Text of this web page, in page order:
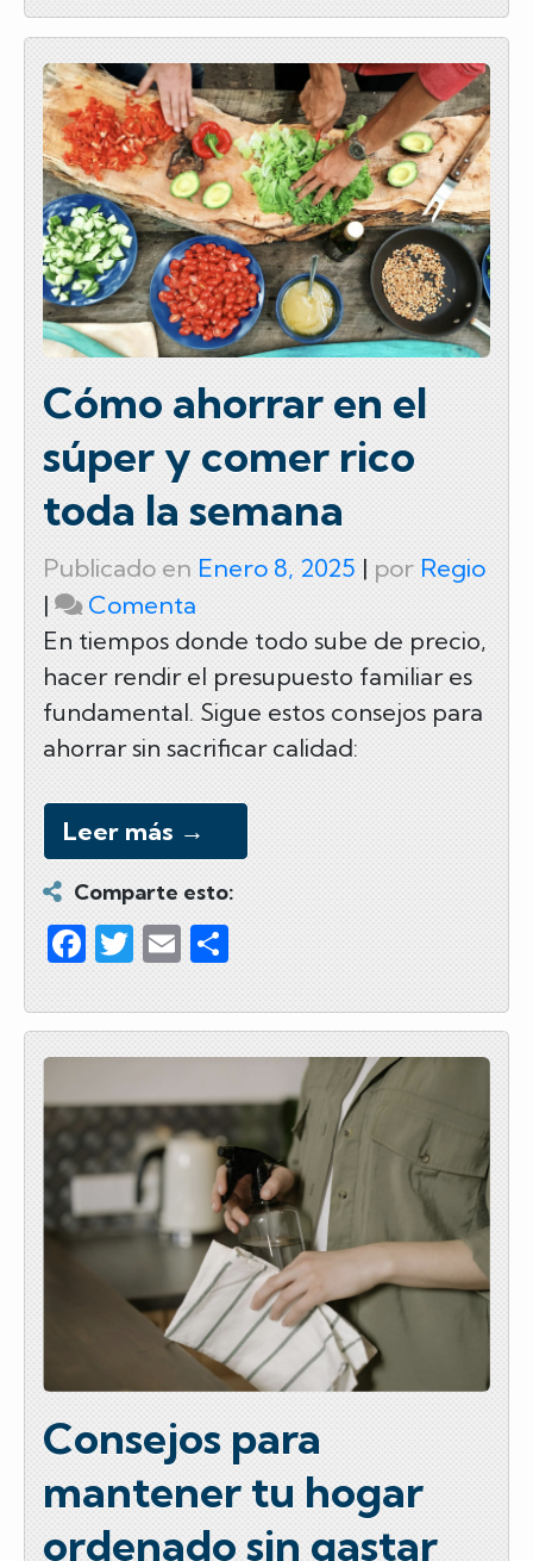
c
e
b
o
o
k
tt
er
ail m
p
ar
tir
Cómo ahorrar en el
súper y comer rico
toda la semana
Publicado en Enero 8, 2025 | por Regio
|
Comentaon
Cómo
ahorrar
en
el
y
comer
rico
toda
la
semana
En tiempos donde todo sube de precio,
hacer rendir el presupuesto familiar es
fundamental. Sigue estos consejos para
ahorrar sin sacrificar calidad:
Leer más →
Comparte esto:
F
c
e
b
o
o
k
T
tt
er
E
ail
C
m
p
ar
tir
Consejos para
mantener tu hogar
ordenado sin gastar